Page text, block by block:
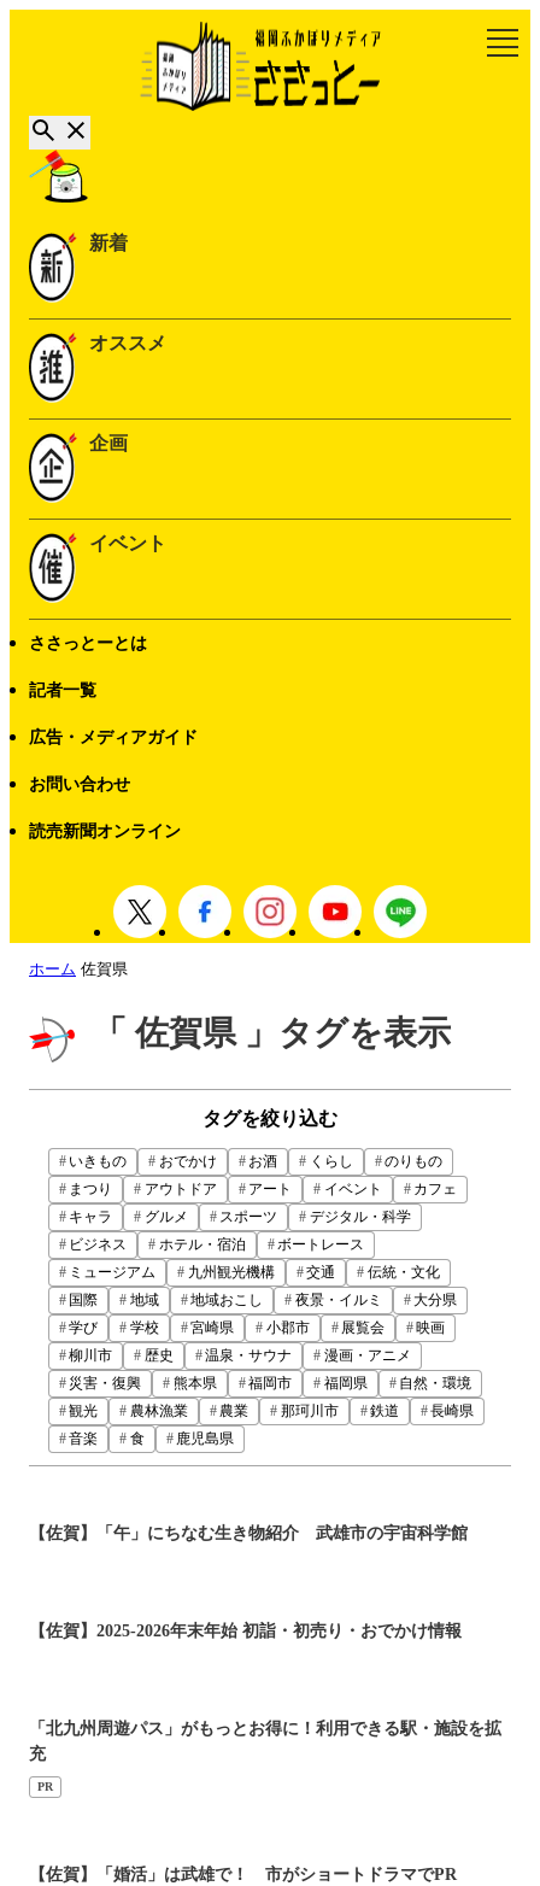
新着
オススメ
企画
イベント
ささっとーとは
記者一覧
広告・メディアガイド
お問い合わせ
読売新聞オンライン
ホーム 佐賀県
「 佐賀県 」タグを表示
タグを絞り込む
いきもの おでかけ お酒 くらし
のりもの
まつり
アウトドア アート イベント
カフェ
キャラ
グルメ スポーツ
デジタル・科学
ビジネス
ホテル・宿泊
ボートレース
ミュージアム
九州観光機構 交通
伝統・文化
国際
地域 地域おこし 夜景・イルミ
大分県
学び
学校 宮崎県 小郡市 展覧会
映画
柳川市
歴史 温泉・サウナ
漫画・アニメ
災害・復興
熊本県 福岡市 福岡県
自然・環境
観光
農林漁業 農業 那珂川市 鉄道
長崎県
音楽
食 鹿児島県
【佐賀】「午」にちなむ生き物紹介 武雄市の宇宙科学館
【佐賀】2025-2026年末年始 初詣・初売り・おでかけ情報
「北九州周遊パス」がもっとお得に！利用できる駅・施設を拡
充
PR
【佐賀】「婚活」は武雄で！ 市がショートドラマでPR